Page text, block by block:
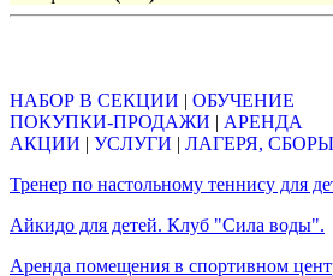
НАБОР В СЕКЦИИ | ОБУЧЕНИЕ
ПОКУПКИ-ПРОДАЖИ | АРЕНДА
АКЦИИ | УСЛУГИ | ЛАГЕРЯ, СБОРЫ
Тренер по настольному теннису для
Айкидо для детей. Клуб "Сила воды".
Аренда помещения в спортивном